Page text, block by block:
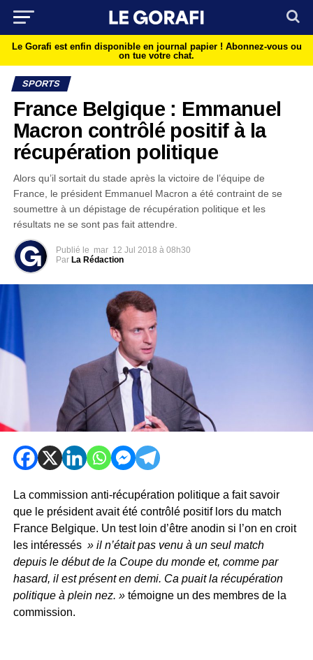
Le Gorafi est enfin disponible en journal papier ! Abonnez-vous ou
on tue votre chat.
SPORTS
France Belgique : Emmanuel
Macron contrôlé positif à la
récupération politique
Alors qu’il sortait du stade après la victoire de l’équipe de
France, le président Emmanuel Macron a été contraint de se
soumettre à un dépistage de récupération politique et les
résultats ne se sont pas fait attendre.
Publié le mar 12 Jul 2018 à 08h30
Par La Rédaction
La commission anti-récupération politique a fait savoir
que le président avait été contrôlé positif lors du match
France Belgique. Un test loin d’être anodin si l’on en croit
les intéressés » il n’était pas venu à un seul match
depuis le début de la Coupe du monde et, comme par
hasard, il est présent en demi. Ca puait la récupération
politique à plein nez. »témoigne un des membres de la
commission.